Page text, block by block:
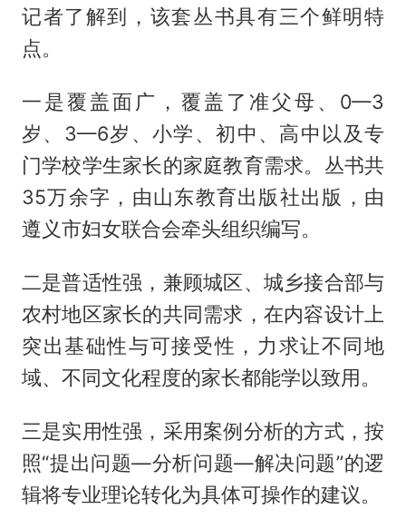
记者了解到，该套丛书具有三个鲜明特
点。
一是覆盖面广，覆盖了准父母、0—3
岁、3—6岁、小学、初中、高中以及专
门学校学生家长的家庭教育需求。丛书共
35万余字，由山东教育出版社出版，由
遵义市妇女联合会牵头组织编写。
二是普适性强，兼顾城区、城乡接合部与
农村地区家长的共同需求，在内容设计上
突出基础性与可接受性，力求让不同地
域、不同文化程度的家长都能学以致用。
三是实用性强，采用案例分析的方式，按
照“提出问题—分析问题—解决问题”的逻
辑将专业理论转化为具体可操作的建议。